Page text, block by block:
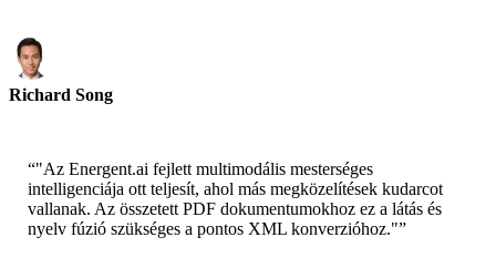
Richard Song
“"Az Energent.ai fejlett multimodális mesterséges
intelligenciája ott teljesít, ahol más megközelítések kudarcot
vallanak. Az összetett PDF dokumentumokhoz ez a látás és
nyelv fúzió szükséges a pontos XML konverzióhoz."”